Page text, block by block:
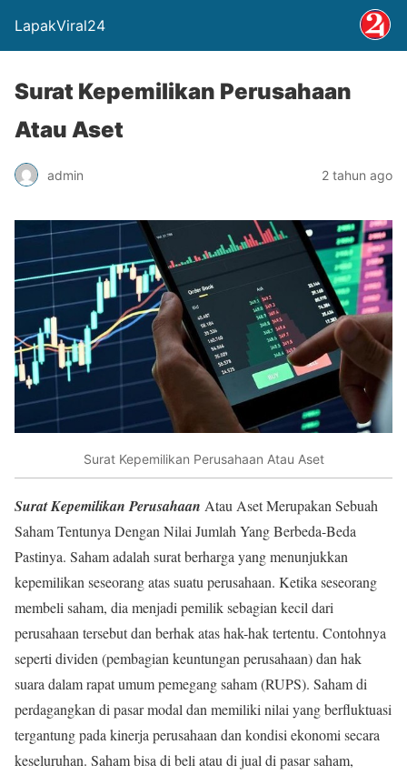
LapakViral24
Surat Kepemilikan Perusahaan
Atau Aset
admin 2 tahun ago
Surat Kepemilikan Perusahaan Atau Aset
Surat Kepemilikan Perusahaan Atau Aset Merupakan Sebuah
Saham Tentunya Dengan Nilai Jumlah Yang Berbeda-Beda
Pastinya. Saham adalah surat berharga yang menunjukkan
kepemilikan seseorang atas suatu perusahaan. Ketika seseorang
membeli saham, dia menjadi pemilik sebagian kecil dari
perusahaan tersebut dan berhak atas hak-hak tertentu. Contohnya
seperti dividen (pembagian keuntungan perusahaan) dan hak
suara dalam rapat umum pemegang saham (RUPS). Saham di
perdagangkan di pasar modal dan memiliki nilai yang berfluktuasi
tergantung pada kinerja perusahaan dan kondisi ekonomi secara
keseluruhan. Saham bisa di beli atau di jual di pasar saham,